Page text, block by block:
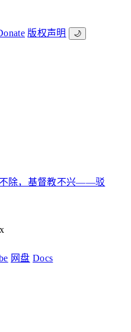
版权声明 🌙
除，基督教不兴——驳
网盘 Docs